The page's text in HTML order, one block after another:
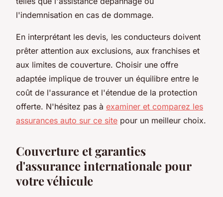
l'indemnisation en cas de dommage.
En interprétant les devis, les conducteurs doivent
prêter attention aux exclusions, aux franchises et
aux limites de couverture. Choisir une offre
adaptée implique de trouver un équilibre entre le
coût de l'assurance et l'étendue de la protection
offerte. N'hésitez pas à examiner et comparez les
assurances auto sur ce site pour un meilleur choix.
Couverture et garanties
d'assurance internationale pour
votre véhicule